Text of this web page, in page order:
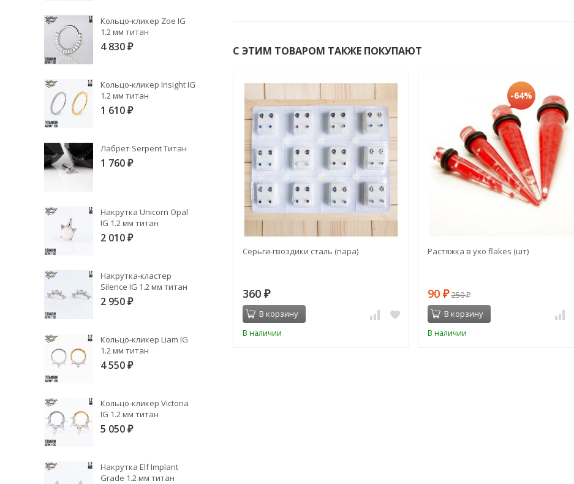
С ЭТИМ ТОВАРОМ ТАКЖЕ ПОКУПАЮТ
570₽
В наличии
Серьги-гвоздики сталь (пара)
360 ₽
В корзину
В наличии
-64%
Растяжка в ухо flakes (шт)
90 ₽ 250₽
В корзину
В наличии
Кольцо-кликер Zoe IG
1.2 мм титан
4 830 ₽
Кольцо-кликер Insight IG
1.2 мм титан
1 610 ₽
Лабрет Serpent Титан
1 760 ₽
Накрутка Unicorn Opal
IG 1.2 мм титан
2 010 ₽
Накрутка-кластер
Silence IG 1.2 мм титан
2 950 ₽
Кольцо-кликер Liam IG
1.2 мм титан
4 550 ₽
Кольцо-кликер Victoria
IG 1.2 мм титан
5 050 ₽
Накрутка Elf Implant
Grade 1.2 мм титан